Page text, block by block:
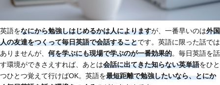
英語をなにから勉強しはじめるかは人によりますが、一番早いのは外国
人の友達をつくって毎日英語で会話することです。英語に限った話では
ありませんが、 何を学ぶにも現場で学ぶのが一番効果的。毎日英語を話
す環境ができさえすれば、あとは会話に出てきた知らない英単語をひと
つひとつ覚えて行けばOK。英語を最短距離で勉強したいなら、とにか